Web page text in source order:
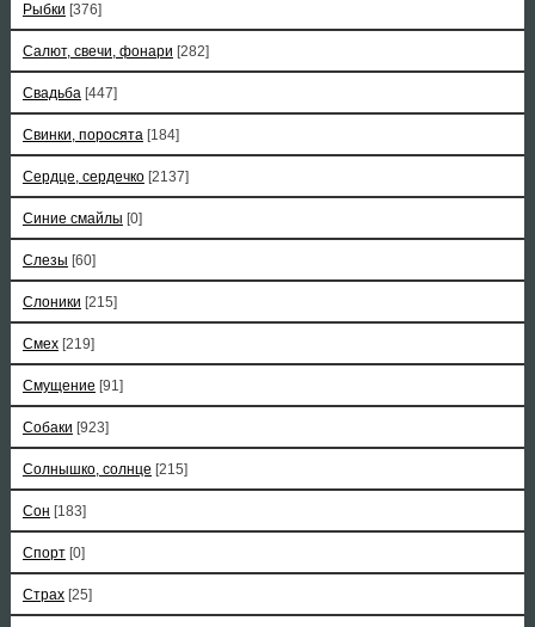
Рыбки [376]
Салют, свечи, фонари [282]
Свадьба [447]
Свинки, поросята [184]
Сердце, сердечко [2137]
Синие смайлы [0]
Слезы [60]
Слоники [215]
Смех [219]
Смущение [91]
Собаки [923]
Солнышко, солнце [215]
Сон [183]
Спорт [0]
Страх [25]